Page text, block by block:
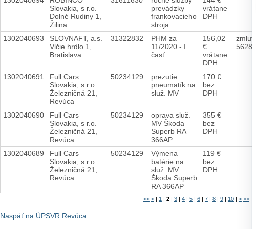
Slovakia, s r.o.
Dolné Rudiny 1,
Žilina
prevádzky
frankovacieho
stroja
vrátane
DPH
1302040693
SLOVNAFT, a.s.
Vlčie hrdlo 1,
Bratislava
31322832
PHM za
11/2020 - I.
časť
156,02
€
vrátane
DPH
1302040691
Full Cars
Slovakia, s r.o.
Železničná 21,
Revúca
50234129
prezutie
pneumatík na
služ. MV
170 €
bez
DPH
1302040690
Full Cars
Slovakia, s r.o.
Železničná 21,
Revúca
50234129
oprava služ.
MV Škoda
Superb RA
366AP
355 €
bez
DPH
1302040689
Full Cars
Slovakia, s r.o.
Železničná 21,
Revúca
50234129
Výmena
batérie na
služ. MV
Škoda Superb
RA 366AP
119 €
bez
DPH
<< <| 1 | 2| 3| 4| 5| 6| 7| 8| 9| 10| > >>
Naspäť na ÚPSVR Revúca